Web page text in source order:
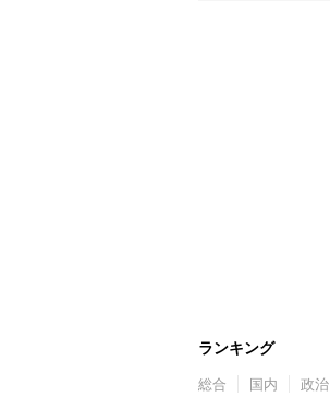
ランキング
総合 国内 政治